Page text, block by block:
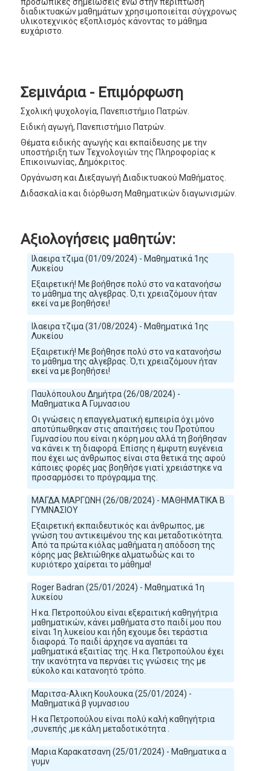
διαδικτυακών μαθημάτων χρησιμοποιείται σύγχρονως
υλικοτεχνικός εξοπλισμός κάνοντας το μάθημα
ευχάριστο.
Σεμινάρια - Επιμόρφωση
Σχολική ψυχολογία, Πανεπιστήμιο Πατρών.
Ειδική αγωγή, Πανεπιστήμιο Πατρών.
Θέματα ειδικής αγωγής και εκπαίδευσης με την
υποστήριξη των Τεχνολογιών της Πληροφορίας κ
Επικοινωνίας, Δημόκριτος.
Οργάνωση και Διεξαγωγή Διαδικτυακού Μαθήματος.
Διδασκαλία και διόρθωση Μαθηματικών διαγωνισμών.
Αξιολογήσεις μαθητών:
Ιλαειρα τζιμα (01/09/2024) - Μαθηματικά 1ης
Λυκείου
Εξαιρετική! Με βοήθησε πολύ στο να κατανοήσω
το μάθημα της αλγεβρας. Ό,τι χρειαζόμουν ήταν
εκεί να με βοηθήσει!
Ιλαειρα τζιμα (31/08/2024) - Μαθηματικά 1ης
Λυκείου
Εξαιρετική! Με βοήθησε πολύ στο να κατανοήσω
το μάθημα της αλγεβρας. Ό,τι χρειαζόμουν ήταν
εκεί να με βοηθήσει!
Παυλόπουλου Δημήτρα (26/08/2024) -
Μαθηματικα Α Γυμνασιου
Οι γνώσεις η επαγγελματική εμπειρία όχι μόνο
αποτύπωθηκαν στις απαιτήσεις του Προτύπου
Γυμνασίου που είναι η κόρη μου αλλά τη βοήθησαν
να κάνει κ τη διαφορά. Επίσης η έμφυτη ευγένεια
που έχει ως άνθρωπος είναι στα θετικά της αφού
κάποιες φορές μας βοηθήσε γιατί χρειάστηκε να
προσαρμόσει το πρόγραμμα της.
ΜΑΓΔΑ ΜΑΡΓΩΝΗ (26/08/2024) - ΜΑΘΗΜΑΤΙΚΑ Β
ΓΥΜΝΑΣΙΟΥ
Εξαιρετική εκπαιδευτικός και άνθρωπος, με
γνώση του αντικειμένου της και μεταδοτικότητα.
Από τα πρώτα κιόλας μαθήματα η απόδοση της
κόρης μας βελτιώθηκε αλματωδώς και το
κυριότερο χαίρεται το μάθημα!
Roger Badran (25/01/2024) - Μαθηματικά 1η
λυκείου
Η κα. Πετροπούλου είναι εξεραιτική καθηγήτρια
μαθηματικών, κάνει μαθήματα στο παιδί μου που
είναι 1η λυκείου και ήδη εχουμε δει τεράστια
διαφορά. Το παιδί άρχησε να αγαπάει τα
μαθηματικά εξαιτίας της. Η κα. Πετροπούλου έχει
την ικανότητα να περνάει τις γνώσεις της με
εύκολο και κατανοητό τρόπο.
Mαριτσα-Αλικη Κουλουκα (25/01/2024) -
Μαθηματικά β γυμνασιου
Η κα Πετροπούλου είναι πολύ καλή καθηγήτρια
,συνεπής ,με κάλη μεταδοτικότητα .
Μαρια Καρακατσανη (25/01/2024) - Μαθηματικα α
γυμν